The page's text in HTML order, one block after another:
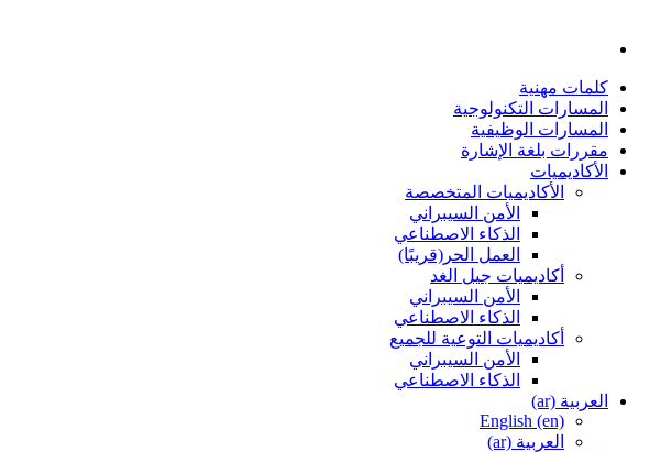
كلمات مهنية
المسارات التكنولوجية
المسارات الوظيفية
مقررات بلغة الإشارة
الأكاديميات
الأكاديميات المتخصصة
الأمن السيبراني
الذكاء الاصطناعي
العمل الحر(قريبًا)
أكاديميات جيل الغد
الأمن السيبراني
الذكاء الاصطناعي
أكاديميات التوعية للجميع
الأمن السيبراني
الذكاء الاصطناعي
العربية ‎(ar)‎
English ‎(en)‎
العربية ‎(ar)‎